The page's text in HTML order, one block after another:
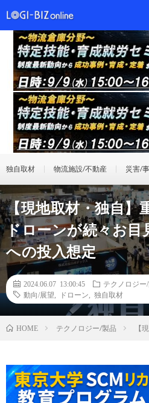
独自取材 物流施設/不動産 災害/
【現地取材・独自】
ドローンが続々お目
への投入想定
2024.06.07 13:00:45
テクノロジー
動向/展望
ドローン 独自取材
HOME テクノロジー/製品 【